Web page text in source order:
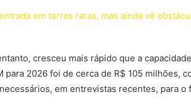
em terras raras, mas ainda vê
cresceu mais rápido que a
para 2026 foi de cerca de R$ 105 milhões,
em entrevistas recentes, para o